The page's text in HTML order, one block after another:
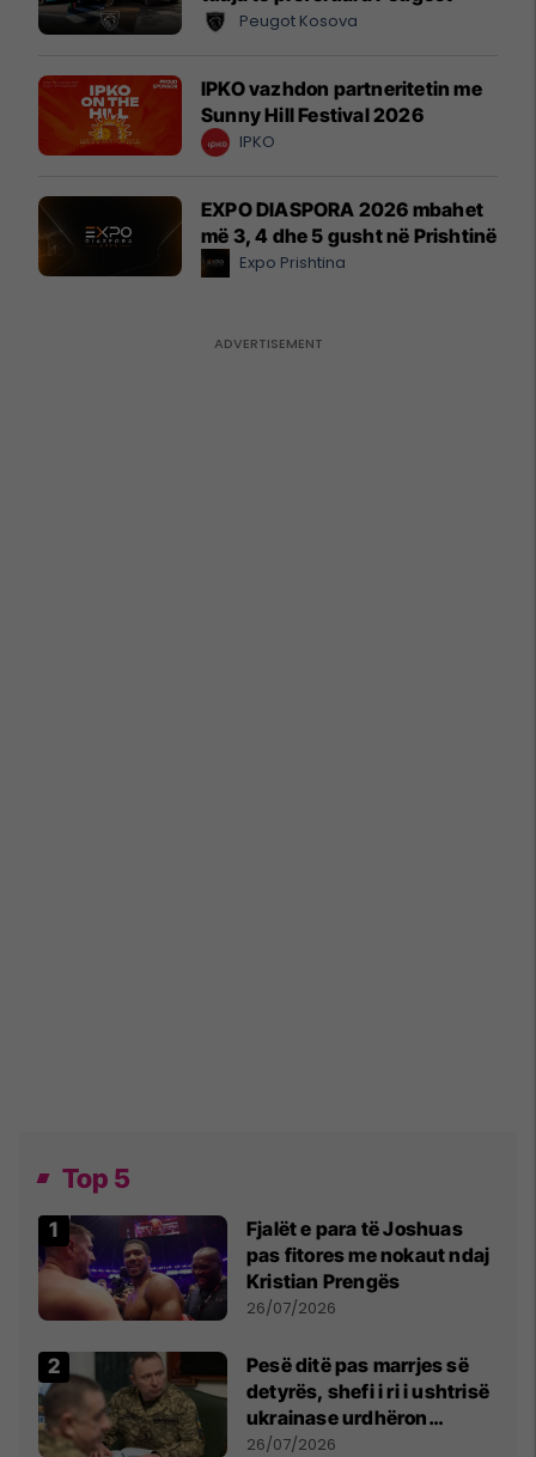
Peugot Kosova
IPKO vazhdon partneritetin me
Sunny Hill Festival 2026
IPKO
EXPO DIASPORA 2026 mbahet
më 3, 4 dhe 5 gusht në Prishtinë
Expo Prishtina
Top 5
Fjalët e para të Joshuas
pas fitores me nokaut ndaj
Kristian Prengës
26/07/2026
Pesë ditë pas marrjes së
detyrës, shefi i ri i ushtrisë
ukrainase urdhëron
kontroll të madh
26/07/2026